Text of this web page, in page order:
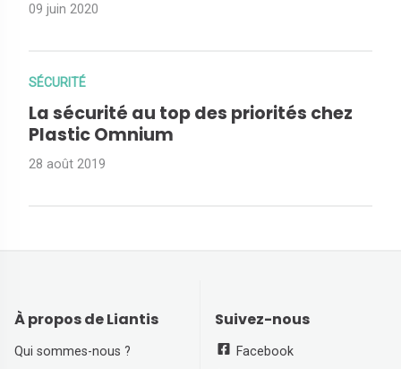
09 juin 2020
SÉCURITÉ
La sécurité au top des priorités chez
Plastic Omnium
28 août 2019
À propos de Liantis
Qui sommes-nous ?
Suivez-nous
Facebook